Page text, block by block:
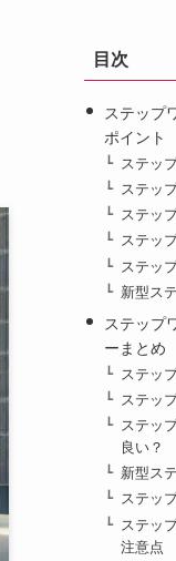
目次
ステップ
ポイント
ステッ
ステッ
ステッ
ステッ
ステッ
新型ス
ステップ
ーまとめ
ステッ
ステッ
ステッ
良い？
新型ス
ステッ
ステッ
注意点